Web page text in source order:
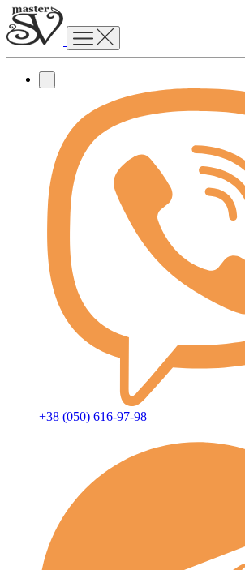
+38 (050) 616-97-98